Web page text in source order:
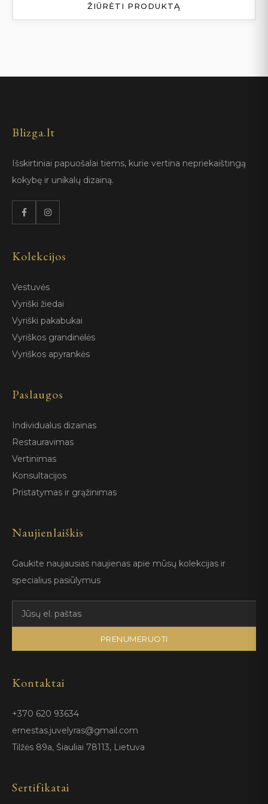
ŽIŪRĖTI PRODUKTĄ
Blizga.lt
Išskirtiniai papuošalai tiems, kurie vertina nepriekaištingą
kokybę ir unikalų dizainą.
Kolekcijos
Vestuvės
Vyriški žiedai
Vyriški pakabukai
Vyriškos grandinėlės
Vyriškos apyrankės
Paslaugos
Individualus dizainas
Restauravimas
Vertinimas
Konsultacijos
Pristatymas ir grąžinimas
Naujienlaiškis
Gaukite naujausias naujienas apie mūsų kolekcijas ir
specialius pasiūlymus
PRENUMERUOTI
Kontaktai
+370 620 93634
ernestas.juvelyras@gmail.com
Tilžės 89a, Šiauliai 78113, Lietuva
Sertifikatai